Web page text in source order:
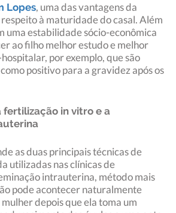
Lopes, uma das vantagens da
à maturidade do casal. Além
uma estabilidade sócio-econômica
ao filho melhor estudo e melhor
por exemplo, que são
positivo para a gravidez após os
fertilização in vitro e a
as duas principais técnicas de
utilizadas nas clínicas de
intrauterina, método mais
pode acontecer naturalmente
depois que ela toma um